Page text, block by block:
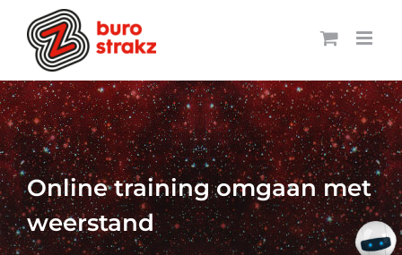
naar
inhoud
Online training omgaan met
weerstand